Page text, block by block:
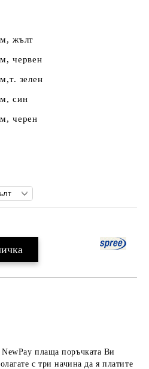
жълт
червен
зелен
син
черен
плаща поръчката Ви
с три начина да я платите